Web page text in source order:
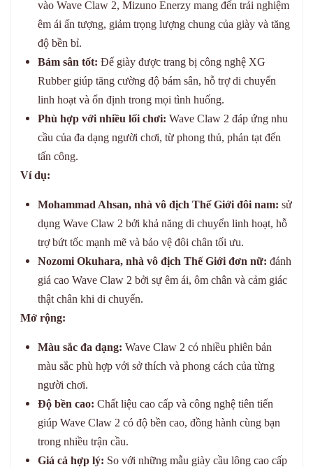
vào Wave Claw 2, Mizuno Enerzy mang đến trải nghiệm
êm ái ấn tượng, giảm trọng lượng chung của giày và tăng
độ bền bỉ.
Bám sân tốt: Đế giày được trang bị công nghệ XG
Rubber giúp tăng cường độ bám sân, hỗ trợ di chuyển
linh hoạt và ổn định trong mọi tình huống.
Phù hợp với nhiều lối chơi: Wave Claw 2 đáp ứng nhu
cầu của đa dạng người chơi, từ phong thủ, phản tạt đến
tấn công.
Ví dụ:
Mohammad Ahsan, nhà vô địch Thế Giới đôi nam: sử
dụng Wave Claw 2 bởi khả năng di chuyển linh hoạt, hỗ
trợ bứt tốc mạnh mẽ và bảo vệ đôi chân tối ưu.
Nozomi Okuhara, nhà vô địch Thế Giới đơn nữ: đánh
giá cao Wave Claw 2 bởi sự êm ái, ôm chân và cảm giác
thật chân khi di chuyển.
Mở rộng:
Màu sắc đa dạng: Wave Claw 2 có nhiều phiên bản
màu sắc phù hợp với sở thích và phong cách của từng
người chơi.
Độ bền cao: Chất liệu cao cấp và công nghệ tiên tiến
giúp Wave Claw 2 có độ bền cao, đồng hành cùng bạn
trong nhiều trận cầu.
Giá cả hợp lý: So với những mẫu giày cầu lông cao cấp